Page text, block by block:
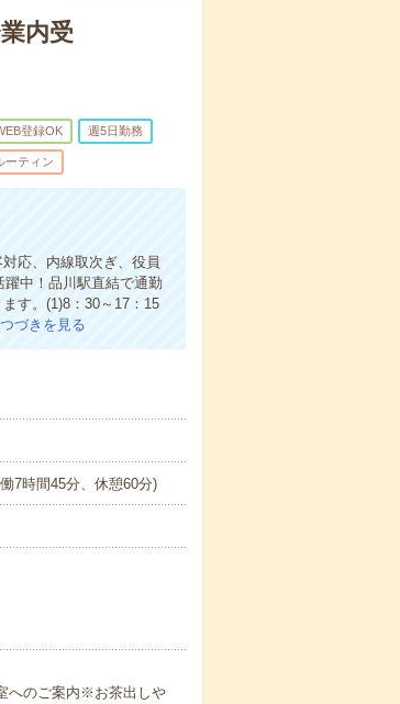
内受
登録OK 週5日勤務
ーティン
応、内線取次ぎ、役員
中！品川駅直結で通勤
す。(1)8：30～17：15
つづきを見る
7時間45分、休憩60分)
へのご案内※お茶出しや